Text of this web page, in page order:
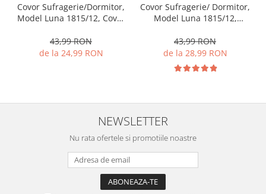
Covor Sufragerie/Dormitor,
Model Luna 1815/12, Covor
43,99 RON
de la 24,99 RON
Covor Sufragerie/ Dormitor,
Model Luna 1815/12,
43,99 RON
de la 28,99 RON
NEWSLETTER
Nu rata ofertele si promotiile noastre